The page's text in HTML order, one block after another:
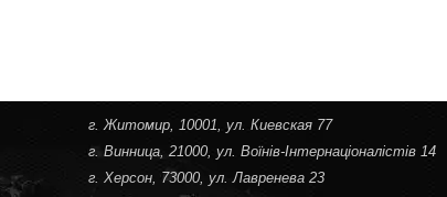
г. Житомир, 10001, ул. Киевская 77
г. Винница, 21000, ул. Воїнів-Інтернаціоналістів 14
г. Херсон, 73000, ул. Лавренева 23